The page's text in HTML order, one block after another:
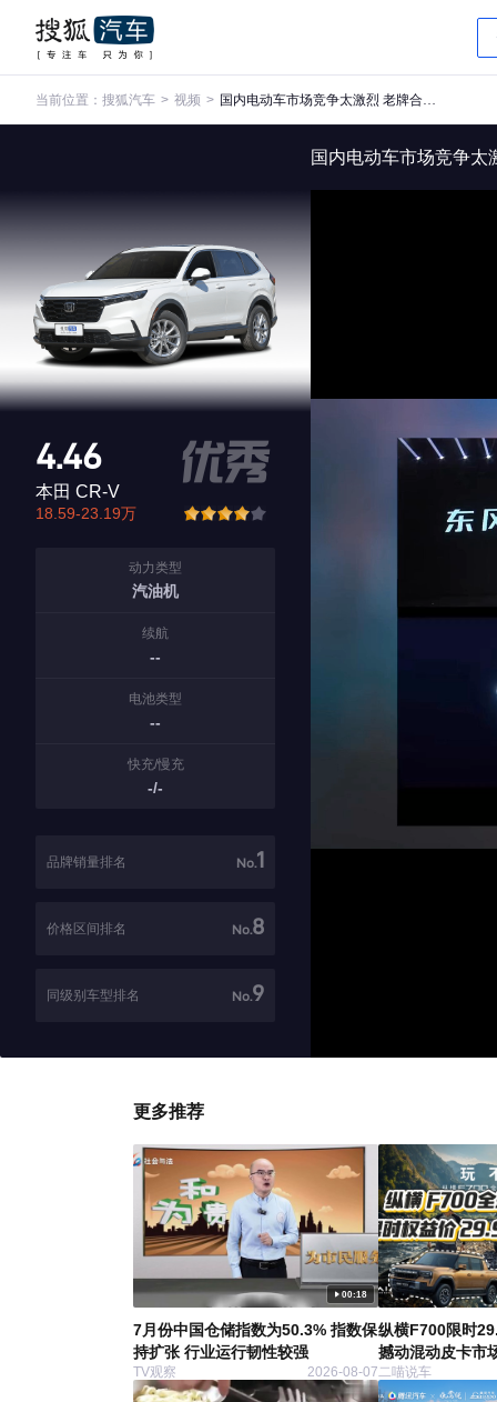
当前位置： 搜狐汽车 > 视频 > 国内电动车市场竞争太激烈 老牌合资车企坐不住了
4.46
本田 CR-V
18.59-23.19万
动力类型
汽油机
续航
--
电池类型
--
快充/慢充
-/-
品牌销量排名 No.1
价格区间排名 No.8
同级别车型排名 No.9
国内电动车市场竞争太
更多推荐
00:18
7月份中国仓储指数为50.3% 指数保
持扩张 行业运行韧性较强
TV观察 2026-08-07
纵横F700限时
撼动混动皮卡市
二喵说车